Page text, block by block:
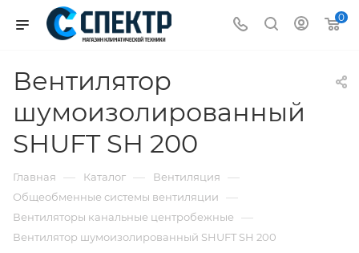
0
Вентилятор
шумоизолированный
SHUFT SH 200
Главная — Каталог — Вентиляция —
Общеобменные системы вентиляции —
Вентиляторы канальные центробежные —
Вентилятор шумоизолированный SHUFT SH 200